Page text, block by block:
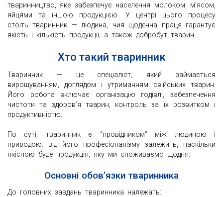
тваринництво, яке забезпечує населення молоком, м’ясом,
яйцями та іншою продукцією. У центрі цього процесу
стоїть тваринник — людина, чия щоденна праця гарантує
якість і кількість продукції, а також добробут тварин.
Хто такий тваринник
Тваринник — це спеціаліст, який займається
вирощуванням, доглядом і утриманням свійських тварин.
Його робота включає організацію годівлі, забезпечення
чистоти та здоров’я тварин, контроль за їх розвитком і
продуктивністю.
По суті, тваринник є “провідником” між людиною і
природою: від його професіоналізму залежить, наскільки
якісною буде продукція, яку ми споживаємо щодня.
Основні обов’язки тваринника
До головних завдань тваринника належать: